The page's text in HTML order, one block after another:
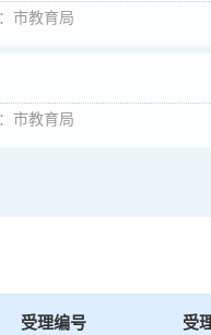
市教育局
市教育局
受理编号 受